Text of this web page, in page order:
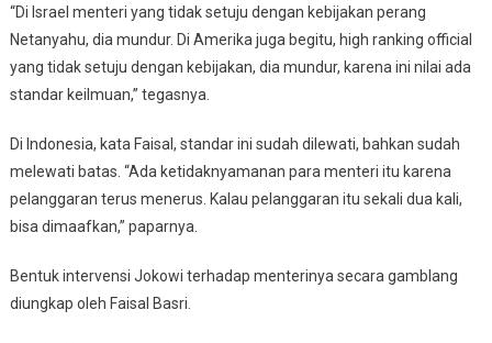
“Di Israel menteri yang tidak setuju dengan kebijakan perang
Netanyahu, dia mundur. Di Amerika juga begitu, high ranking official
yang tidak setuju dengan kebijakan, dia mundur, karena ini nilai ada
standar keilmuan,” tegasnya.
Di Indonesia, kata Faisal, standar ini sudah dilewati, bahkan sudah
melewati batas. “Ada ketidaknyamanan para menteri itu karena
pelanggaran terus menerus. Kalau pelanggaran itu sekali dua kali,
bisa dimaafkan,” paparnya.
Bentuk intervensi Jokowi terhadap menterinya secara gamblang
diungkap oleh Faisal Basri.